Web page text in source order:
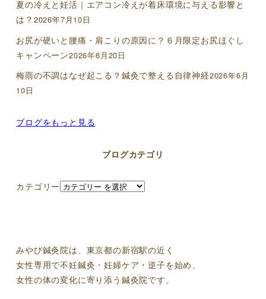
夏の冷えと妊活｜エアコン冷えが着床環境に与える影響と
は？ 2026年7月10日
お尻が硬いと腰痛・肩こりの原因に？６月限定お尻ほぐし
キャンペーン2026年6月20日
梅雨の不調はなぜ起こる？鍼灸で整える自律神経2026年6月
10日
ブログをもっと見る
ブログカテゴリ
カテゴリー
みやび鍼灸院は、東京都の新宿駅の近く
女性専用で不妊鍼灸・妊婦ケア・逆子を始め、
女性の体の変化に寄り添う鍼灸院です。